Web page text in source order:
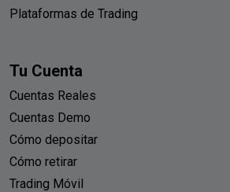
Plataformas de Trading
Tu Cuenta
Cuentas Reales
Cuentas Demo
Cómo depositar
Cómo retirar
Trading Móvil